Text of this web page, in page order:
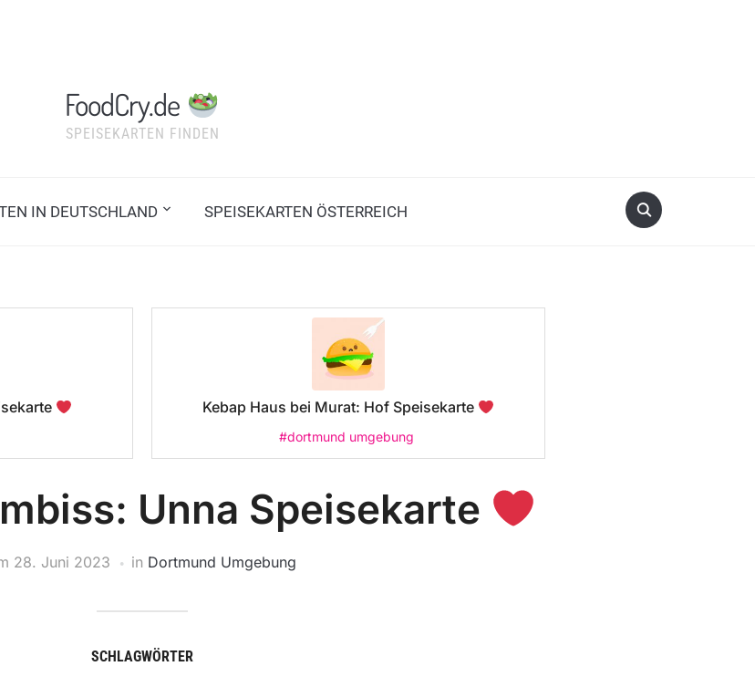
FoodCry.de
SPEISEKARTEN FINDEN
IN DEUTSCHLAND SPEISEKARTEN ÖSTERREICH
Kebap Haus bei Murat: Hof Speisekarte
#dortmund umgebung
Unna Speisekarte
28. Juni 2023 in Dortmund Umgebung
SCHLAGWÖRTER